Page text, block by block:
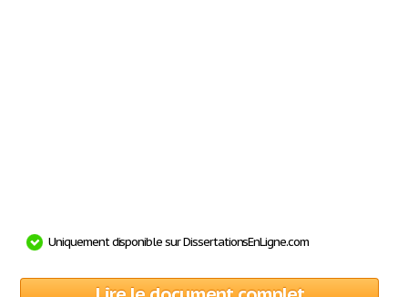
Uniquement disponible sur DissertationsEnLigne.com